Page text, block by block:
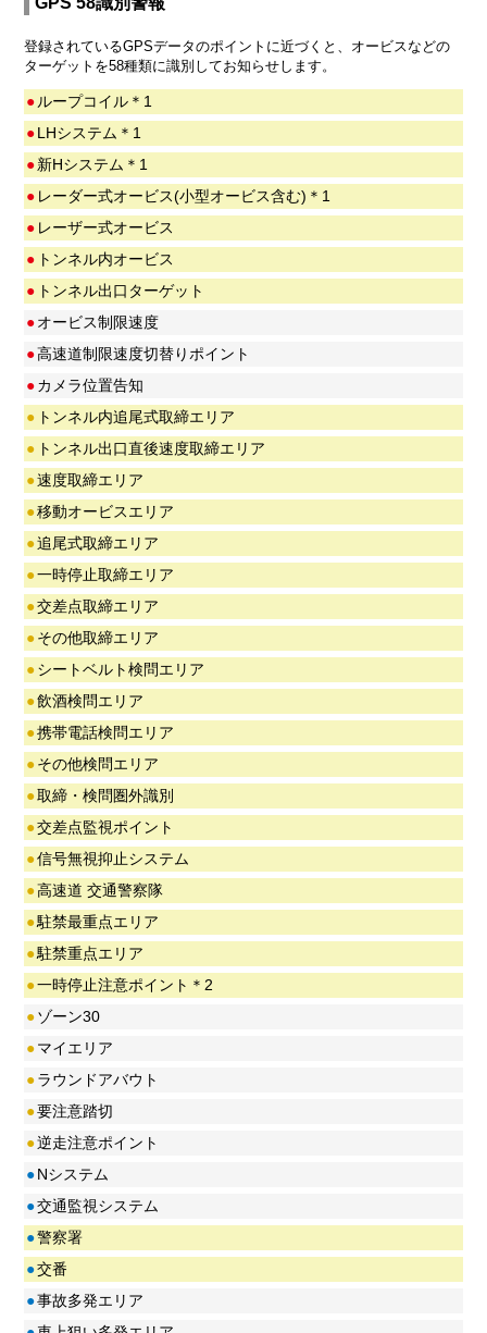
登録されているGPSデータのポイントに近づくと、オービスなどの
ターゲットを58種類に識別してお知らせします。
●ループコイル＊1
●LHシステム＊1
●新Hシステム＊1
● レーダー式オービス(小型オービス含む)＊1
● レーザー式オービス
● トンネル内オービス
● トンネル出口ターゲット
●オービス制限速度
●高速道制限速度切替りポイント
●カメラ位置告知
● トンネル内追尾式取締エリア
● トンネル出口直後速度取締エリア
●速度取締エリア
●移動オービスエリア
●追尾式取締エリア
●一時停止取締エリア
●交差点取締エリア
●その他取締エリア
●シートベルト検問エリア
●飲酒検問エリア
●携帯電話検問エリア
●その他検問エリア
●取締・検問圏外識別
●交差点監視ポイント
●信号無視抑止システム
●高速道 交通警察隊
●駐禁最重点エリア
●駐禁重点エリア
●一時停止注意ポイント＊2
●ゾーン30
●マイエリア
●ラウンドアバウト
●要注意踏切
●逆走注意ポイント
●Nシステム
●交通監視システム
●警察署
●交番
●事故多発エリア